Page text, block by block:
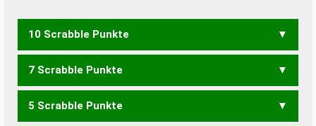
10 Scrabble Punkte
LUMME
7 Scrabble Punkte
MUM
5 Scrabble Punkte